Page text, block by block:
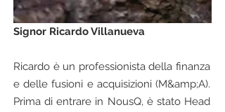
Signor Ricardo Villanueva
Ricardo è un professionista della finanza
e delle fusioni e acquisizioni (M&amp;A).
Prima di entrare in NousQ, è stato Head